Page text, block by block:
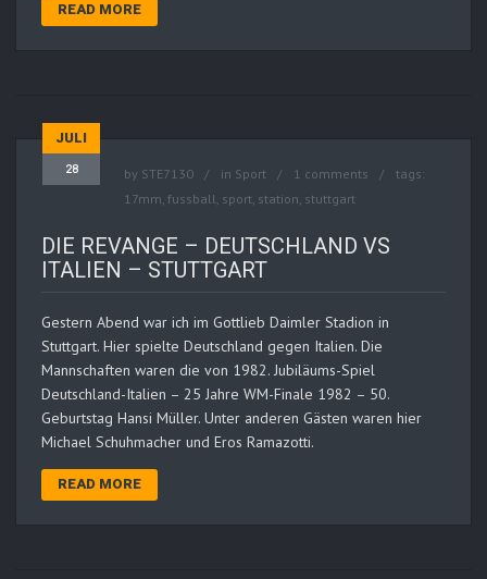
READ MORE
JULI
28 by STE7130 in Sport 1 comments
tags:
17mm, fussball, sport, station, stuttgart
DIE REVANGE – DEUTSCHLAND VS
ITALIEN – STUTTGART
Gestern Abend war ich im Gottlieb Daimler Stadion in
Stuttgart. Hier spielte Deutschland gegen Italien. Die
Mannschaften waren die von 1982. Jubiläums-Spiel
Deutschland-Italien – 25 Jahre WM-Finale 1982 – 50.
Geburtstag Hansi Müller. Unter anderen Gästen waren hier
Michael Schuhmacher und Eros Ramazotti.
READ MORE